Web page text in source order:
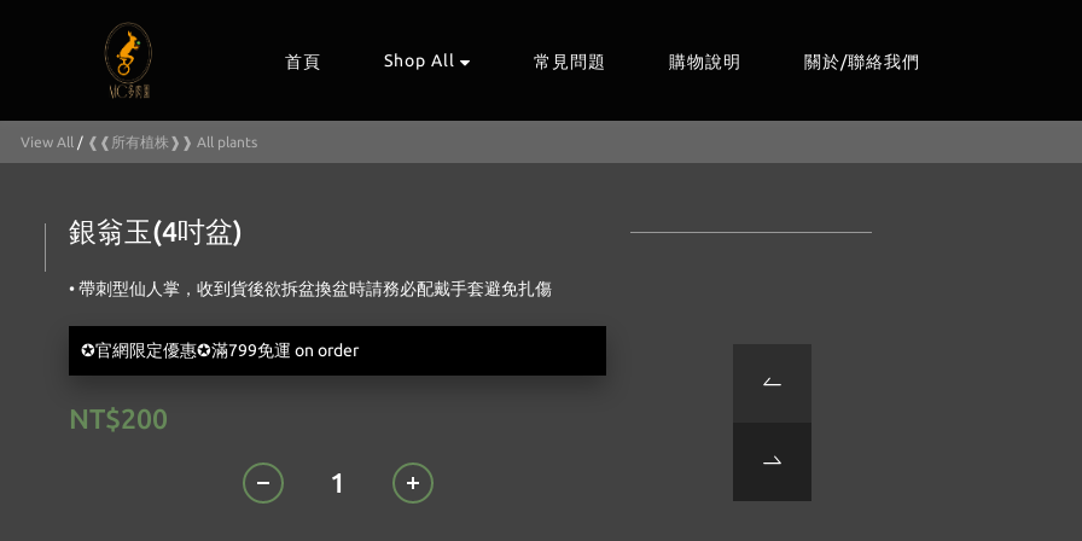
首頁 Shop All 常見問題 購物說明 關於/聯絡我們
View All / ❰❰所有植株❱❱ All plants
銀翁玉(4吋盆)
• 帶刺型仙人掌，收到貨後欲拆盆換盆時請務必配戴手套避免扎傷
✪官網限定優惠✪滿799免運 on order
NT$200